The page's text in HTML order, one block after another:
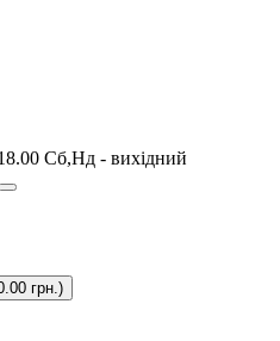
Сб,Нд - вихідний
грн.)